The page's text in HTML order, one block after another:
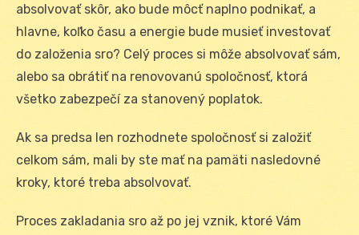
absolvovať skôr, ako bude môcť naplno podnikať, a
hlavne, koľko času a energie bude musieť investovať
do založenia sro? Celý proces si môže absolvovať sám,
alebo sa obrátiť na renovovanú spoločnosť, ktorá
všetko zabezpečí za stanovený poplatok.
Ak sa predsa len rozhodnete spoločnosť si založiť
celkom sám, mali by ste mať na pamäti nasledovné
kroky, ktoré treba absolvovať.
Proces zakladania sro až po jej vznik, ktoré Vám